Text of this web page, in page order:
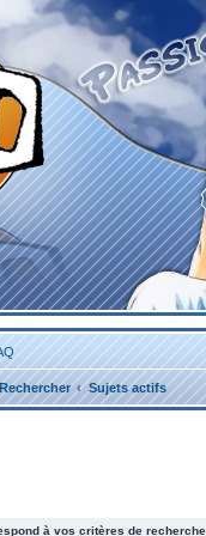
Sujets actifs
à vos critères de